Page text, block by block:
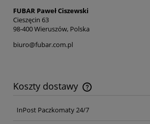
FUBAR Paweł Ciszewski
Cieszęcin 63
98-400 Wieruszów, Polska
biuro@fubar.com.pl
Koszty dostawy
Cena nie zawiera ewentualnych kosztów
InPost Paczkomaty 24/7